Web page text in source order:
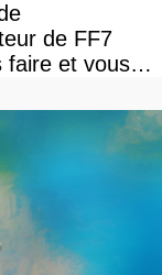
de FF7
faire et vous